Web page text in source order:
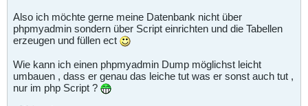
Also ich möchte gerne meine Datenbank nicht über
phpmyadmin sondern über Script einrichten und die Tabellen
erzeugen und füllen ect
Wie kann ich einen phpmyadmin Dump möglichst leicht
umbauen , dass er genau das leiche tut was er sonst auch tut ,
nur im php Script ?